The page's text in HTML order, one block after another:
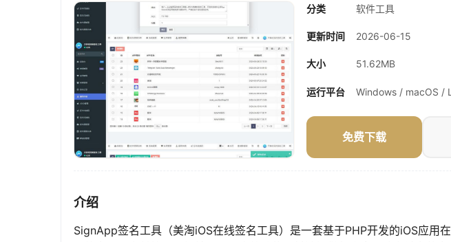
分类 软件工具
更新时间 2026-06-15
大小 51.62MB
运行平台 Windows / macOS /
免费下载
介绍
SignApp签名工具（美淘iOS在线签名工具）是一套基于PHP开发的iOS应用